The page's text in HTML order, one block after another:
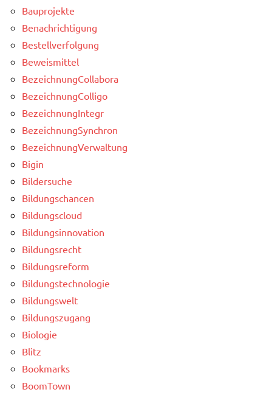
Bauprojekte
Benachrichtigung
Bestellverfolgung
Beweismittel
BezeichnungCollabora
BezeichnungColligo
BezeichnungIntegr
BezeichnungSynchron
BezeichnungVerwaltung
Bigin
Bildersuche
Bildungschancen
Bildungscloud
Bildungsinnovation
Bildungsrecht
Bildungsreform
Bildungstechnologie
Bildungswelt
Bildungszugang
Biologie
Blitz
Bookmarks
BoomTown